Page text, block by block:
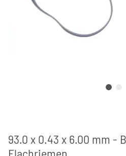
93.0 x 0.43 x 6.00 mm -